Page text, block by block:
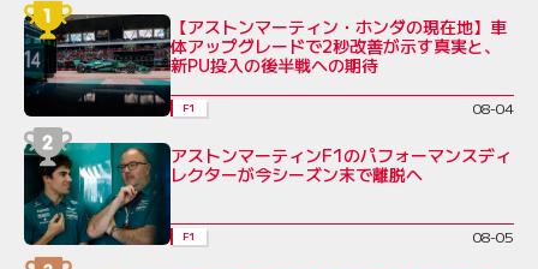
【アストンマーティン・ホンダの現在地】車
体アップグレードで2秒改善が示す真実と、
新PU投入の後半戦への期待
F1 08-04
アストンマーティンF1のパフォーマンスディ
レクターが今シーズン末で離脱へ
F1 08-05